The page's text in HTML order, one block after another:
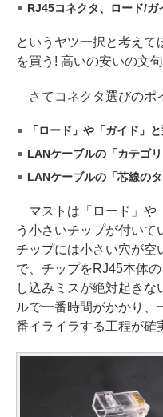
RJ45コネクタ、ロード/ガ
というヤツ一択と考えて
を買う! 高いの安いの文
さてコネクタ選びのポ
「ロード」や「ガイド」
LANケーブルの「カテゴ
LANケーブルの「芯線の
マストは「ロード」や
う小さいチップが付い
チップには小さい穴が空
で、チップをRJ45本体
し込みミスが絶対起き
ルで一番時間がかかり、
番イライラする工程が確